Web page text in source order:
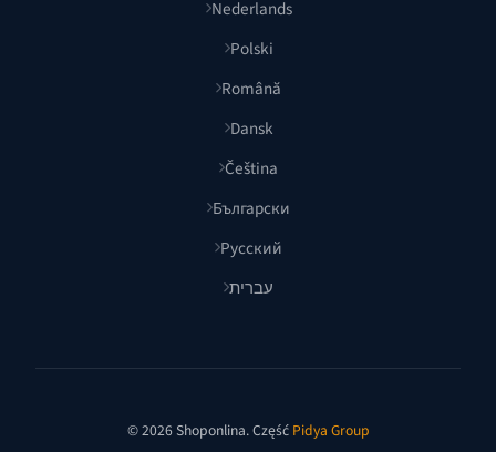
Nederlands
Polski
Română
Dansk
Čeština
Български
Русский
עברית
© 2026 Shoponlina. Część Pidya Group